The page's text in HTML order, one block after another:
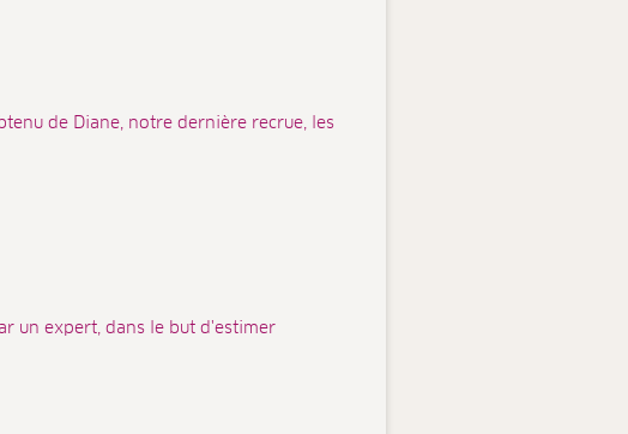
de Diane, notre dernière recrue, les
un expert, dans le but d'estimer